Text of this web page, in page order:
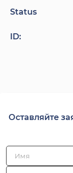
Status
ID:
Оставляйте